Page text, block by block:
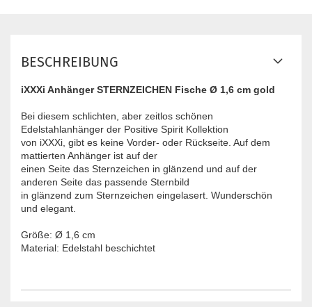
BESCHREIBUNG
iXXXi Anhänger STERNZEICHEN Fische Ø 1,6 cm gold
Bei diesem schlichten, aber zeitlos schönen
Edelstahlanhänger der Positive Spirit Kollektion
von iXXXi, gibt es keine Vorder- oder Rückseite. Auf dem
mattierten Anhänger ist auf der
einen Seite das Sternzeichen in glänzend und auf der
anderen Seite das passende Sternbild
in glänzend zum Sternzeichen eingelasert. Wunderschön
und elegant.
Größe: Ø 1,6 cm
Material: Edelstahl beschichtet